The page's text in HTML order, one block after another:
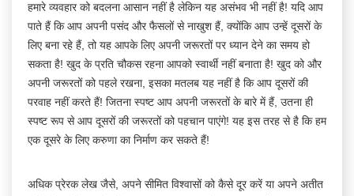
हमारे व्यवहार को बदलना आसान नहीं है लेकिन यह असंभव भी नहीं है! यदि आप
पाते हैं कि आप अपनी पसंद और फैसलों से नाखुश हैं, क्योंकि आप उन्हें दूसरों के
लिए बना रहे हैं, तो यह आपके लिए अपनी जरूरतों पर ध्यान देने का समय हो
सकता है! खुद के प्रति चौकस रहना आपको स्वार्थी नहीं बनाता है! खुद को और
अपनी जरूरतों को पहले रखना, इसका मतलब यह नहीं है कि आप दूसरों की
परवाह नहीं करते हैं! जितना स्पष्ट आप अपनी जरूरतों के बारे में हैं, उतना ही
स्पष्ट रूप से आप दूसरों की जरूरतों को पहचान पाएंगे! यह इस तरह से है कि हम
एक दूसरे के लिए करुणा का निर्माण कर सकते हैं!
अधिक प्रेरक लेख जैसे, अपने सीमित विश्वासों को कैसे दूर करें या अपने अतीत